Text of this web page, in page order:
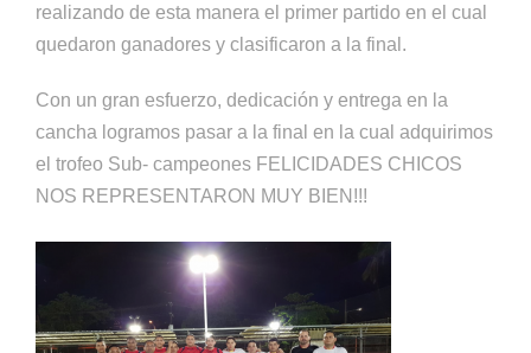
realizando de esta manera el primer partido en el cual
quedaron ganadores y clasificaron a la final.
Con un gran esfuerzo, dedicación y entrega en la
cancha logramos pasar a la final en la cual adquirimos
el trofeo Sub- campeones FELICIDADES CHICOS
NOS REPRESENTARON MUY BIEN!!!